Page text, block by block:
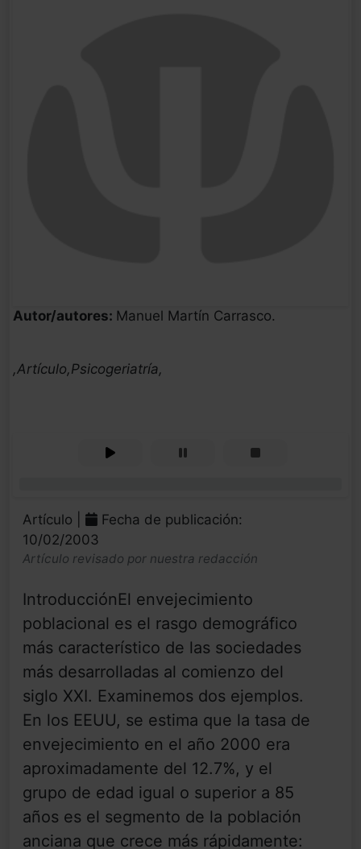
Autor/autores: Manuel Martín Carrasco.
,Artículo,Psicogeriatría,
Artículo |
Fecha de publicación:
10/02/2003
Artículo revisado por nuestra redacción
IntroducciónEl envejecimiento
poblacional es el rasgo demográfico
más característico de las sociedades
más desarrolladas al comienzo del
siglo XXI. Examinemos dos ejemplos.
En los EEUU, se estima que la tasa de
envejecimiento en el año 2000 era
aproximadamente del 12.7%, y el
grupo de edad igual o superior a 85
años es el segmento de la población
anciana que crece más rápidamente: